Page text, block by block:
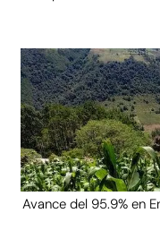
Avance del 95.9% en